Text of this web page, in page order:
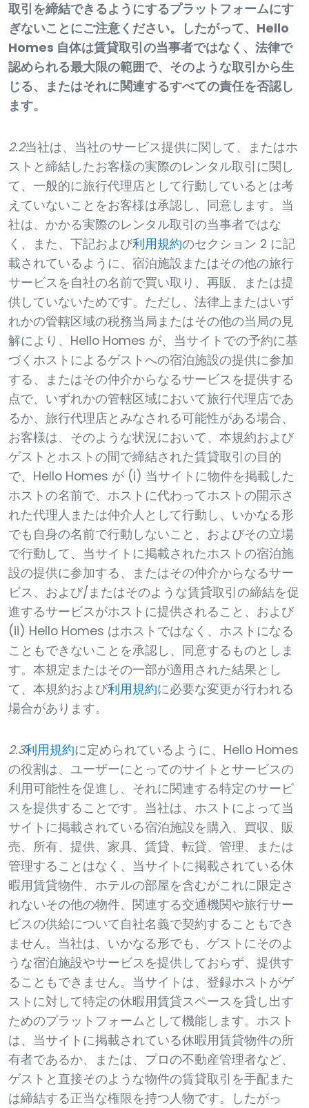
取引を締結できるようにするプラットフォームにす
ぎないことにご注意ください。したがって、Hello
Homes 自体は賃貸取引の当事者ではなく、法律で
認められる最大限の範囲で、そのような取引から生
じる、またはそれに関連するすべての責任を否認し
ます。
2.2当社は、当社のサービス提供に関して、またはホ
ストと締結したお客様の実際のレンタル取引に関し
て、一般的に旅行代理店として行動しているとは考
えていないことをお客様は承認し、同意します。当
社は、かかる実際のレンタル取引の当事者ではな
く、また、下記および利用規約のセクション 2 に記
載されているように、宿泊施設またはその他の旅行
サービスを自社の名前で買い取り、再販、または提
供していないためです。ただし、法律上またはいず
れかの管轄区域の税務当局またはその他の当局の見
解により、Hello Homes が、当サイトでの予約に基
づくホストによるゲストへの宿泊施設の提供に参加
する、またはその仲介からなるサービスを提供する
点で、いずれかの管轄区域において旅行代理店であ
るか、旅行代理店とみなされる可能性がある場合、
お客様は、そのような状況において、本規約および
ゲストとホストの間で締結された賃貸取引の目的
で、Hello Homes が (i) 当サイトに物件を掲載した
ホストの名前で、ホストに代わってホストの開示さ
れた代理人または仲介人として行動し、いかなる形
でも自身の名前で行動しないこと、およびその立場
で行動して、当サイトに掲載されたホストの宿泊施
設の提供に参加する、またはその仲介からなるサー
ビス、および/またはそのような賃貸取引の締結を促
進するサービスがホストに提供されること、および
(ii) Hello Homes はホストではなく、ホストになる
こともできないことを承認し、同意するものとしま
す。本規定またはその一部が適用された結果とし
て、本規約および利用規約に必要な変更が行われる
場合があります。
2.3利用規約に定められているように、Hello Homes
の役割は、ユーザーにとってのサイトとサービスの
利用可能性を促進し、それに関連する特定のサービ
スを提供することです。当社は、ホストによって当
サイトに掲載されている宿泊施設を購入、買収、販
売、所有、提供、家具、賃貸、転貸、管理、または
管理することはなく、当サイトに掲載されている休
暇用賃貸物件、ホテルの部屋を含むがこれに限定さ
れないその他の物件、関連する交通機関や旅行サー
ビスの供給について自社名義で契約することもでき
ません。当社は、いかなる形でも、ゲストにそのよ
うな宿泊施設やサービスを提供しておらず、提供す
ることもできません。当サイトは、登録ホストがゲ
ストに対して特定の休暇用賃貸スペースを貸し出す
ためのプラットフォームとして機能します。ホスト
は、当サイトに掲載されている休暇用賃貸物件の所
有者であるか、または、プロの不動産管理者など、
ゲストと直接そのような物件の賃貸取引を手配また
は締結する正当な権限を持つ人物です。したがっ